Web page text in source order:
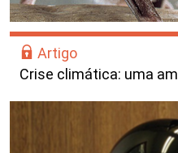
Artigo
Crise climática: uma